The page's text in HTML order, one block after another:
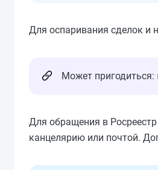
Для оспаривания сделок и
Может пригодиться:
Для обращения в
канцелярию или почтой.